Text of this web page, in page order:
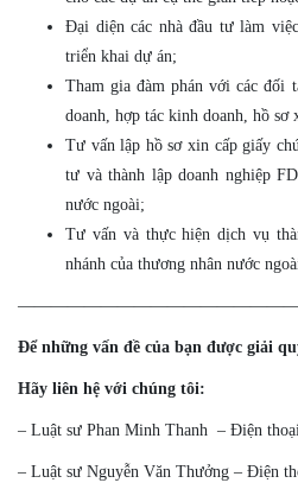
Đại diện các nhà đầu tư làm
triển khai dự án;
Tham gia đàm phán với các đối
doanh, hợp tác kinh doanh, hồ sơ
Tư vấn lập hồ sơ xin cấp giấy
tư và thành lập doanh nghiệp
nước ngoài;
Tư vấn và thực hiện dịch vụ
nhánh của thương nhân nước
Để những vấn đề của bạn được giải
Hãy liên hệ với chúng tôi:
– Luật sư Phan Minh Thanh – Điện
– Luật sư Nguyễn Văn Thưởng – Điện